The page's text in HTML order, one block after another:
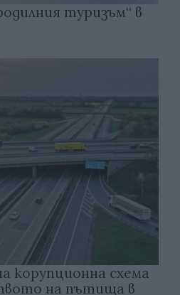
туризъм“ в
корупционна схема
на пътища в